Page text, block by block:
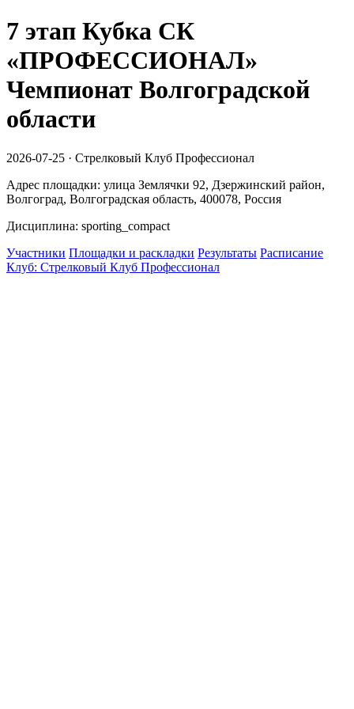
7 этап Кубка СК
«ПРОФЕССИОНАЛ»
Чемпионат Волгоградской
области
2026-07-25 · Стрелковый Клуб Профессионал
Адрес площадки: улица Землячки 92, Дзержинский район,
Волгоград, Волгоградская область, 400078, Россия
Дисциплина: sporting_compact
Участники Площадки и раскладки Результаты Расписание
Клуб: Стрелковый Клуб Профессионал